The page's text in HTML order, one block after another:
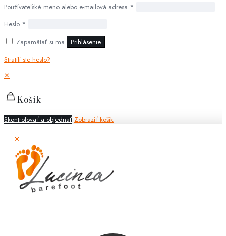
Používateľské meno alebo e-mailová adresa *
Heslo *
Zapamätať si ma
Prihlásenie
Stratili ste heslo?
✕
Košík
Skontrolovať a objednať Zobraziť košík
✕